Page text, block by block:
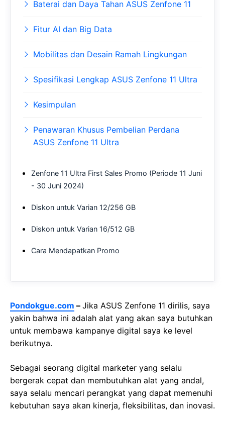
Baterai dan Daya Tahan ASUS Zenfone 11
Fitur AI dan Big Data
Mobilitas dan Desain Ramah Lingkungan
Spesifikasi Lengkap ASUS Zenfone 11 Ultra
Kesimpulan
Penawaran Khusus Pembelian Perdana
ASUS Zenfone 11 Ultra
Zenfone 11 Ultra First Sales Promo (Periode 11 Juni
- 30 Juni 2024)
Diskon untuk Varian 12/256 GB
Diskon untuk Varian 16/512 GB
Cara Mendapatkan Promo
Pondokgue.com – Jika ASUS Zenfone 11 dirilis, saya
yakin bahwa ini adalah alat yang akan saya butuhkan
untuk membawa kampanye digital saya ke level
berikutnya.
Sebagai seorang digital marketer yang selalu
bergerak cepat dan membutuhkan alat yang andal,
saya selalu mencari perangkat yang dapat memenuhi
kebutuhan saya akan kinerja, fleksibilitas, dan inovasi.